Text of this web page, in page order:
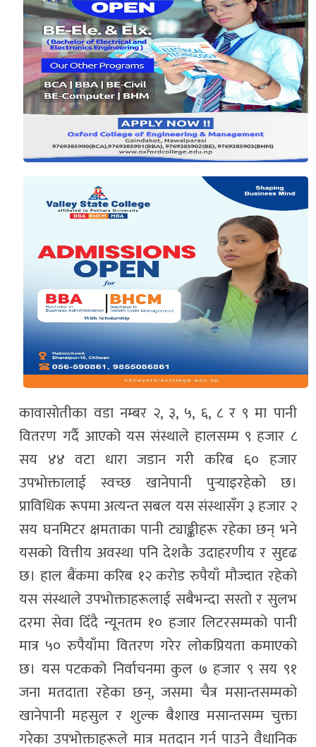
कावासोतीका वडा नम्बर २, ३, ५, ६, ८ र ९ मा पानी
वितरण गर्दै आएको यस संस्थाले हालसम्म ९ हजार ८
सय ४४ वटा धारा जडान गरी करिब ६० हजार
उपभोक्तालाई स्वच्छ खानेपानी पुर्‍याइरहेको छ।
प्राविधिक रूपमा अत्यन्त सबल यस संस्थासँग ३ हजार २
सय घनमिटर क्षमताका पानी ट्याङ्कीहरू रहेका छन् भने
यसको वित्तीय अवस्था पनि देशकै उदाहरणीय र सुदृढ
छ। हाल बैंकमा करिब १२ करोड रुपैयाँ मौज्दात रहेको
यस संस्थाले उपभोक्ताहरूलाई सबैभन्दा सस्तो र सुलभ
दरमा सेवा दिँदै न्यूनतम १० हजार लिटरसम्मको पानी
मात्र ५० रुपैयाँमा वितरण गरेर लोकप्रियता कमाएको
छ। यस पटकको निर्वाचनमा कुल ७ हजार ९ सय ९१
जना मतदाता रहेका छन्, जसमा चैत्र मसान्तसम्मको
खानेपानी महसुल र शुल्क बैशाख मसान्तसम्म चुक्ता
गरेका उपभोक्ताहरूले मात्र मतदान गर्न पाउने वैधानिक